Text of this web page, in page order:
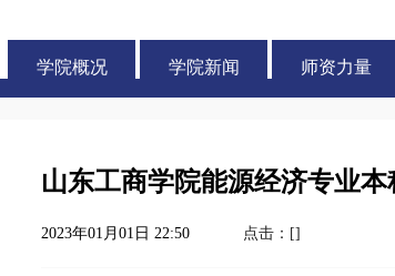
学院概况 学院新闻 师资力量
山东工商学院能源经济专业本
2023年01月01日 22:50 点击：[]